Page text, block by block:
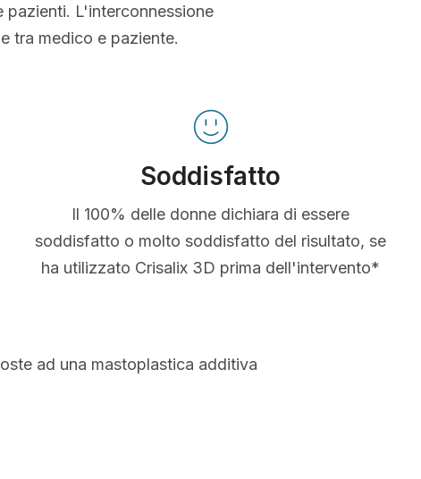
pazienti. L'interconnessione
tra medico e paziente.
Soddisfatto
Il 100% delle donne dichiara di essere
soddisfatto o molto soddisfatto del risultato, se
ha utilizzato Crisalix 3D prima dell'intervento*
ad una mastoplastica additiva